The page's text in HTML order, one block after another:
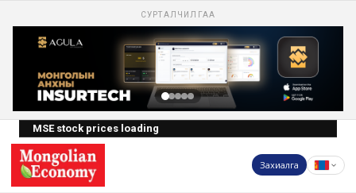
СУРТАЛЧИЛГАА
MSE stock prices loading
Захиалга